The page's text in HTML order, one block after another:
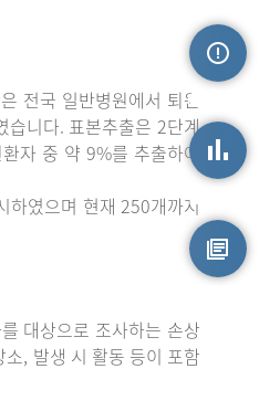
전국 일반병원에서 퇴원
습니다. 표본추출은 2단계
자 중 약 9%를 추출하여
하였으며 현재 250개까지
대상으로 조사하는 손상
, 발생 시 활동 등이 포함
손상정보
손상통계